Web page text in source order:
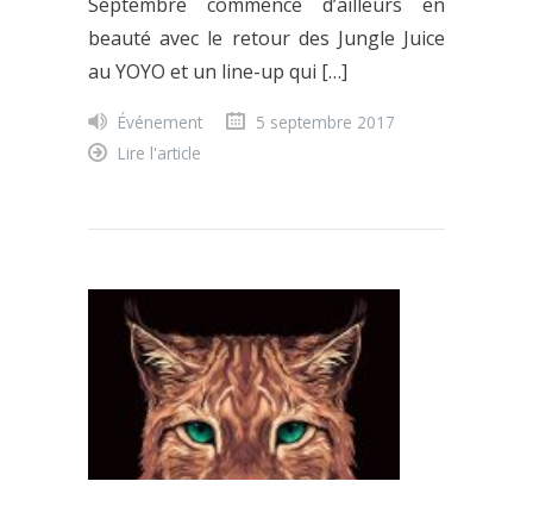
beauté avec le retour des Jungle Juice
au YOYO et un line-up qui […]
Événement
5 septembre 2017
Lire l'article